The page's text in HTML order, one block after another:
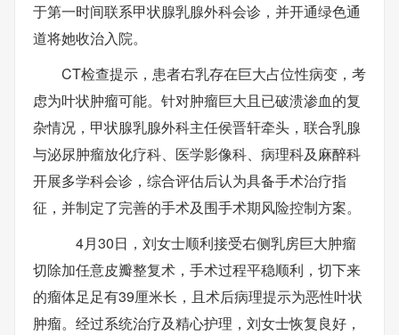
于第一时间联系甲状腺乳腺外科会诊，并开通绿色通
道将她收治入院。
CT检查提示，患者右乳存在巨大占位性病变，考
虑为叶状肿瘤可能。针对肿瘤巨大且已破溃渗血的复
杂情况，甲状腺乳腺外科主任侯晋轩牵头，联合乳腺
与泌尿肿瘤放化疗科、医学影像科、病理科及麻醉科
开展多学科会诊，综合评估后认为具备手术治疗指
征，并制定了完善的手术及围手术期风险控制方案。
4月30日，刘女士顺利接受右侧乳房巨大肿瘤
切除加任意皮瓣整复术，手术过程平稳顺利，切下来
的瘤体足足有39厘米长，且术后病理提示为恶性叶状
肿瘤。经过系统治疗及精心护理，刘女士恢复良好，